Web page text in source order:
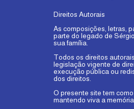
Direitos Autorais
As composições, letras,
parte do legado de
sua família.
Todos os direitos
legislação vigente de
execução pública ou
dos direitos.
O presente site tem
mantendo viva a